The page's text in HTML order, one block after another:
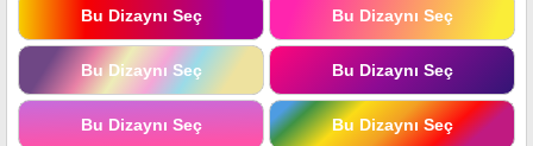
Bu Dizaynı Seç Bu Dizaynı Seç
Bu Dizaynı Seç Bu Dizaynı Seç
Bu Dizaynı Seç Bu Dizaynı Seç